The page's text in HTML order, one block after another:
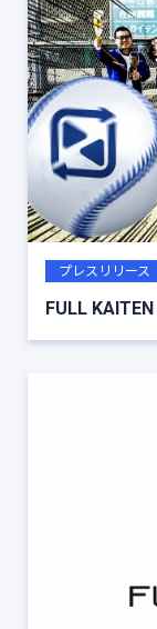
プレスリリース
FULL